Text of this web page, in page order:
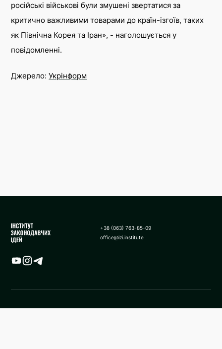
російські військові були змушені звертатися за
критично важливими товарами до країн-ізгоїв, таких
як Північна Корея та Іран», - наголошується у
повідомленні.
Джерело:Укрінформ
+38 (063) 763-85-09
office@izi.institute